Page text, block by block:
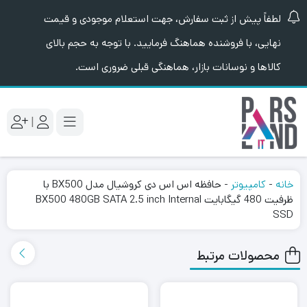
لطفاً پیش از ثبت سفارش، جهت استعلام موجودی و قیمت
نهایی، با فروشنده هماهنگ فرمایید. با توجه به حجم بالای
کالاها و نوسانات بازار، هماهنگی قبلی ضروری است.
|
خانه - کامپیوتر -
حافظه اس اس دی کروشیال مدل BX500 با
ظرفیت 480 گیگابایت BX500 480GB SATA 2.5 inch Internal
SSD
محصولات مرتبط